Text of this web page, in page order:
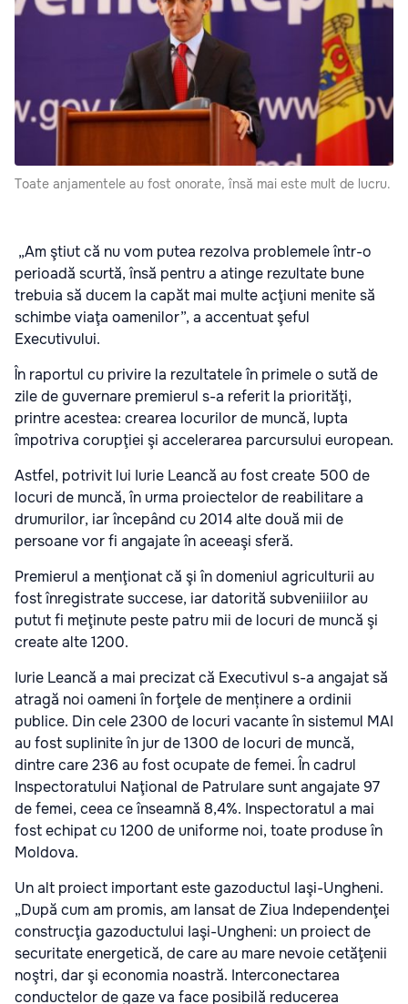
Toate anjamentele au fost onorate, însă mai este mult de lucru.
„Am ştiut că nu vom putea rezolva problemele într-o
perioadă scurtă, însă pentru a atinge rezultate bune
trebuia să ducem la capăt mai multe acţiuni menite să
schimbe viaţa oamenilor”, a accentuat şeful
Executivului.
În raportul cu privire la rezultatele în primele o sută de
zile de guvernare premierul s-a referit la priorităţi,
printre acestea: crearea locurilor de muncă, lupta
împotriva corupţiei şi accelerarea parcursului european.
Astfel, potrivit lui Iurie Leancă au fost create 500 de
locuri de muncă, în urma proiectelor de reabilitare a
drumurilor, iar începând cu 2014 alte două mii de
persoane vor fi angajate în aceeaşi sferă.
Premierul a menţionat că şi în domeniul agriculturii au
fost înregistrate succese, iar datorită subveniiilor au
putut fi meţinute peste patru mii de locuri de muncă şi
create alte 1200.
Iurie Leancă a mai precizat că Executivul s-a angajat să
atragă noi oameni în forţele de menținere a ordinii
publice. Din cele 2300 de locuri vacante în sistemul MAI
au fost suplinite în jur de 1300 de locuri de muncă,
dintre care 236 au fost ocupate de femei. În cadrul
Inspectoratului Naţional de Patrulare sunt angajate 97
de femei, ceea ce înseamnă 8,4%. Inspectoratul a mai
fost echipat cu 1200 de uniforme noi, toate produse în
Moldova.
Un alt proiect important este gazoductul Iaşi-Ungheni.
„După cum am promis, am lansat de Ziua Independenţei
construcţia gazoductului Iaşi-Ungheni: un proiect de
securitate energetică, de care au mare nevoie cetăţenii
noştri, dar şi economia noastră. Interconectarea
conductelor de gaze va face posibilă reducerea